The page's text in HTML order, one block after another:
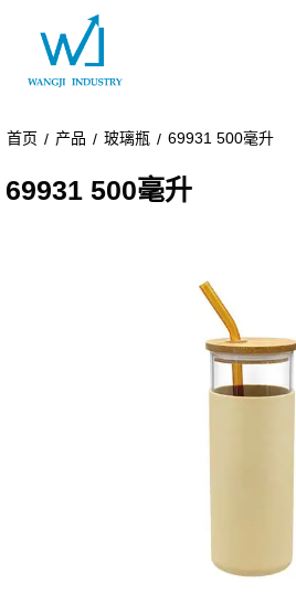
首页 / 产品 / 玻璃瓶 / 69931 500毫升
69931 500毫升